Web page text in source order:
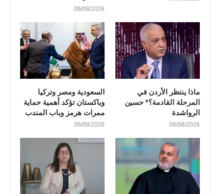
06/08/2026
ماذا ينتظر الأردن في
المرحلة القادمة؟* حسين
الرواشدة
06/08/2026
السعودية ومصر وتركيا
وباكستان تؤكد أهمية حماية
ممرات هرمز وباب المندب
06/08/2026